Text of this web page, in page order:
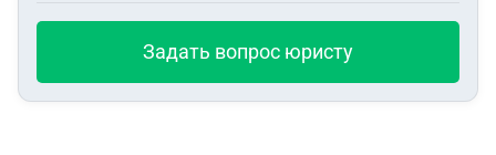
Задать вопрос юристу